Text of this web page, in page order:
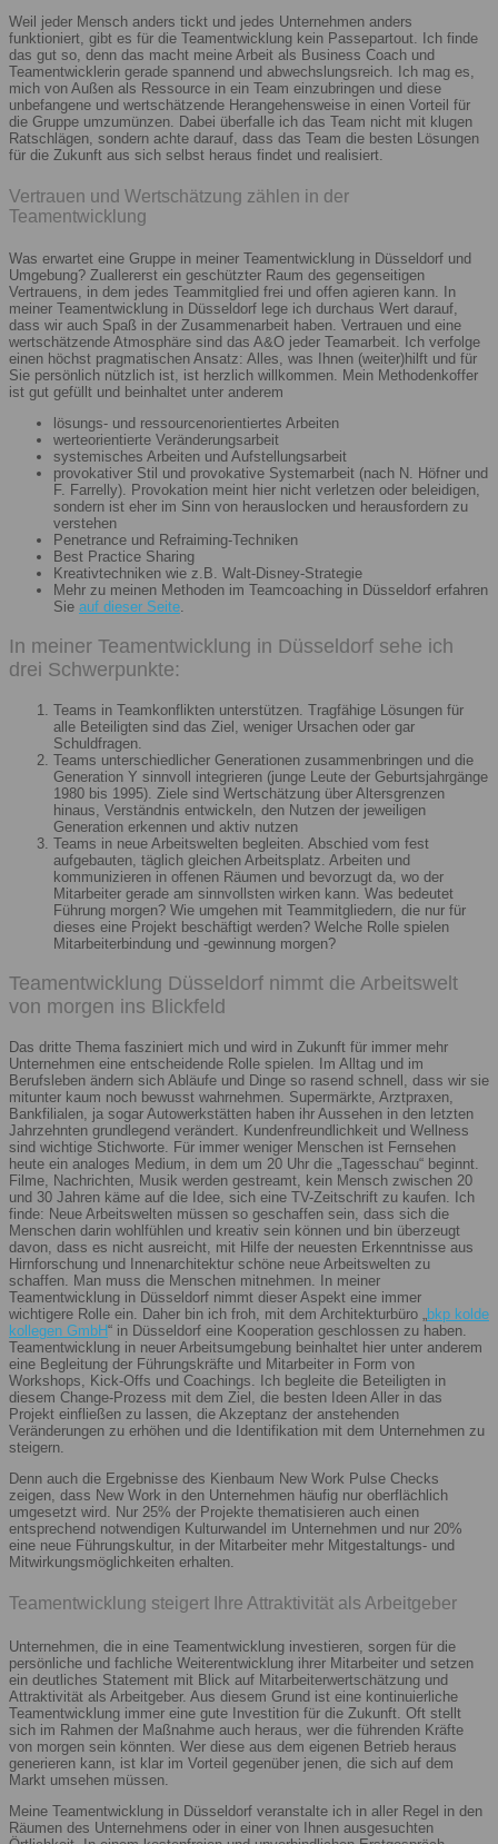
Weil jeder Mensch anders tickt und jedes Unternehmen anders
funktioniert, gibt es für die Teamentwicklung kein Passepartout. Ich finde
das gut so, denn das macht meine Arbeit als Business Coach und
Teamentwicklerin gerade spannend und abwechslungsreich. Ich mag es,
mich von Außen als Ressource in ein Team einzubringen und diese
unbefangene und wertschätzende Herangehensweise in einen Vorteil für
die Gruppe umzumünzen. Dabei überfalle ich das Team nicht mit klugen
Ratschlägen, sondern achte darauf, dass das Team die besten Lösungen
für die Zukunft aus sich selbst heraus findet und realisiert.
Vertrauen und Wertschätzung zählen in der
Teamentwicklung
Was erwartet eine Gruppe in meiner Teamentwicklung in Düsseldorf und
Umgebung? Zuallererst ein geschützter Raum des gegenseitigen
Vertrauens, in dem jedes Teammitglied frei und offen agieren kann. In
meiner Teamentwicklung in Düsseldorf lege ich durchaus Wert darauf,
dass wir auch Spaß in der Zusammenarbeit haben. Vertrauen und eine
wertschätzende Atmosphäre sind das A&O jeder Teamarbeit. Ich verfolge
einen höchst pragmatischen Ansatz: Alles, was Ihnen (weiter)hilft und für
Sie persönlich nützlich ist, ist herzlich willkommen. Mein Methodenkoffer
ist gut gefüllt und beinhaltet unter anderem
lösungs- und ressourcenorientiertes Arbeiten
werteorientierte Veränderungsarbeit
systemisches Arbeiten und Aufstellungsarbeit
provokativer Stil und provokative Systemarbeit (nach N. Höfner und
F. Farrelly). Provokation meint hier nicht verletzen oder beleidigen,
sondern ist eher im Sinn von herauslocken und herausfordern zu
verstehen
Penetrance und Refraiming-Techniken
Best Practice Sharing
Kreativtechniken wie z.B. Walt-Disney-Strategie
Mehr zu meinen Methoden im Teamcoaching in Düsseldorf erfahren
Sie auf dieser Seite.
In meiner Teamentwicklung in Düsseldorf sehe ich
drei Schwerpunkte:
Teams in Teamkonflikten unterstützen. Tragfähige Lösungen für
alle Beteiligten sind das Ziel, weniger Ursachen oder gar
Schuldfragen.
Teams unterschiedlicher Generationen zusammenbringen und die
Generation Y sinnvoll integrieren (junge Leute der Geburtsjahrgänge
1980 bis 1995). Ziele sind Wertschätzung über Altersgrenzen
hinaus, Verständnis entwickeln, den Nutzen der jeweiligen
Generation erkennen und aktiv nutzen
Teams in neue Arbeitswelten begleiten. Abschied vom fest
aufgebauten, täglich gleichen Arbeitsplatz. Arbeiten und
kommunizieren in offenen Räumen und bevorzugt da, wo der
Mitarbeiter gerade am sinnvollsten wirken kann. Was bedeutet
Führung morgen? Wie umgehen mit Teammitgliedern, die nur für
dieses eine Projekt beschäftigt werden? Welche Rolle spielen
Mitarbeiterbindung und -gewinnung morgen?
Teamentwicklung Düsseldorf nimmt die Arbeitswelt
von morgen ins Blickfeld
Das dritte Thema fasziniert mich und wird in Zukunft für immer mehr
Unternehmen eine entscheidende Rolle spielen. Im Alltag und im
Berufsleben ändern sich Abläufe und Dinge so rasend schnell, dass wir sie
mitunter kaum noch bewusst wahrnehmen. Supermärkte, Arztpraxen,
Bankfilialen, ja sogar Autowerkstätten haben ihr Aussehen in den letzten
Jahrzehnten grundlegend verändert. Kundenfreundlichkeit und Wellness
sind wichtige Stichworte. Für immer weniger Menschen ist Fernsehen
heute ein analoges Medium, in dem um 20 Uhr die „Tagesschau“ beginnt.
Filme, Nachrichten, Musik werden gestreamt, kein Mensch zwischen 20
und 30 Jahren käme auf die Idee, sich eine TV-Zeitschrift zu kaufen. Ich
finde: Neue Arbeitswelten müssen so geschaffen sein, dass sich die
Menschen darin wohlfühlen und kreativ sein können und bin überzeugt
davon, dass es nicht ausreicht, mit Hilfe der neuesten Erkenntnisse aus
Hirnforschung und Innenarchitektur schöne neue Arbeitswelten zu
schaffen. Man muss die Menschen mitnehmen. In meiner
Teamentwicklung in Düsseldorf nimmt dieser Aspekt eine immer
wichtigere Rolle ein. Daher bin ich froh, mit dem Architekturbüro „bkp kolde
kollegen GmbH“ in Düsseldorf eine Kooperation geschlossen zu haben.
Teamentwicklung in neuer Arbeitsumgebung beinhaltet hier unter anderem
eine Begleitung der Führungskräfte und Mitarbeiter in Form von
Workshops, Kick-Offs und Coachings. Ich begleite die Beteiligten in
diesem Change-Prozess mit dem Ziel, die besten Ideen Aller in das
Projekt einfließen zu lassen, die Akzeptanz der anstehenden
Veränderungen zu erhöhen und die Identifikation mit dem Unternehmen zu
steigern.
Denn auch die Ergebnisse des Kienbaum New Work Pulse Checks
zeigen, dass New Work in den Unternehmen häufig nur oberflächlich
umgesetzt wird. Nur 25% der Projekte thematisieren auch einen
entsprechend notwendigen Kulturwandel im Unternehmen und nur 20%
eine neue Führungskultur, in der Mitarbeiter mehr Mitgestaltungs- und
Mitwirkungsmöglichkeiten erhalten.
Teamentwicklung steigert Ihre Attraktivität als Arbeitgeber
Unternehmen, die in eine Teamentwicklung investieren, sorgen für die
persönliche und fachliche Weiterentwicklung ihrer Mitarbeiter und setzen
ein deutliches Statement mit Blick auf Mitarbeiterwertschätzung und
Attraktivität als Arbeitgeber. Aus diesem Grund ist eine kontinuierliche
Teamentwicklung immer eine gute Investition für die Zukunft. Oft stellt
sich im Rahmen der Maßnahme auch heraus, wer die führenden Kräfte
von morgen sein könnten. Wer diese aus dem eigenen Betrieb heraus
generieren kann, ist klar im Vorteil gegenüber jenen, die sich auf dem
Markt umsehen müssen.
Meine Teamentwicklung in Düsseldorf veranstalte ich in aller Regel in den
Räumen des Unternehmens oder in einer von Ihnen ausgesuchten